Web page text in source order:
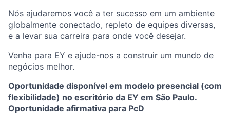
Nós ajudaremos você a ter sucesso em um ambiente
globalmente conectado, repleto de equipes diversas,
e a levar sua carreira para onde você desejar.
Venha para EY e ajude-nos a construir um mundo de
negócios melhor.
Oportunidade disponível em modelo presencial (com
flexibilidade) no escritório da EY em São Paulo.
Oportunidade afirmativa para PcD